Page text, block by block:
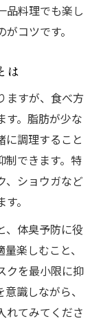
品料理でも楽し
コツです。
は
ますが、食べ方
す。脂肪が少な
に調理すること
制できます。特
、ショウガなど
。
、体臭予防に役
楽しむこと、
クを最小限に抑
識しながら、
れてみてくださ